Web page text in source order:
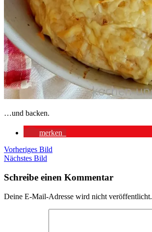
…und backen.
merken
Vorheriges Bild
Nächstes Bild
Schreibe einen Kommentar
Deine E-Mail-Adresse wird nicht veröffentlicht.